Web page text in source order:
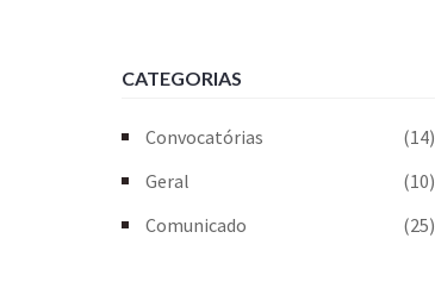
CATEGORIAS
Convocatórias
(14)
Geral
(10)
Comunicado
(25)